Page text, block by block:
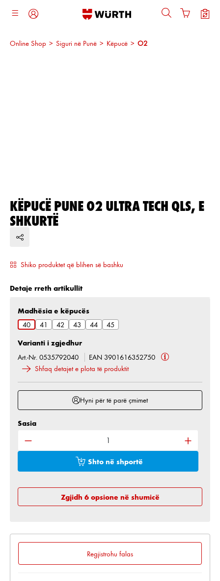
kryesore
Online Shop > Siguri në Punë > Këpucë > O2
KËPUCË PUNE O2 ULTRA TECH QLS, E
SHKURTË
Shiko produktet që blihen së bashku
Detaje rreth artikullit
Zgjidh
Madhësia e këpucës
40
41 42 43 44 45
Varianti i zgjedhur
Art.-Nr. 0535792040
EAN 3901616352750
Shfaq detajet e plota të produktit
Hyni për të parë çmimet
Sasia e produktit: Shkruani sasinë e dëshiruar
Sasia
Shto në shportë
Zgjidh 6 opsione në shumicë
Regjistrohu falas